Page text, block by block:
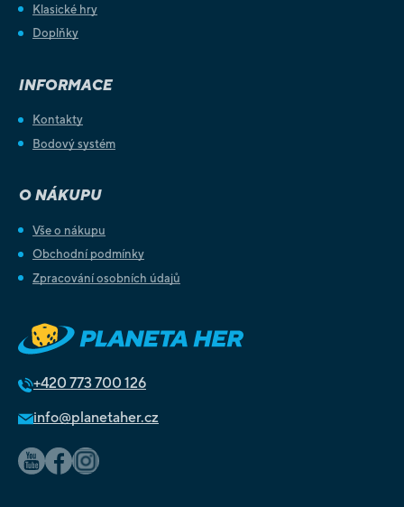
Klasické hry
Doplňky
INFORMACE
Kontakty
Bodový systém
O NÁKUPU
Vše o nákupu
Obchodní podmínky
Zpracování osobních údajů
+420 773 700 126
info@planetaher.cz